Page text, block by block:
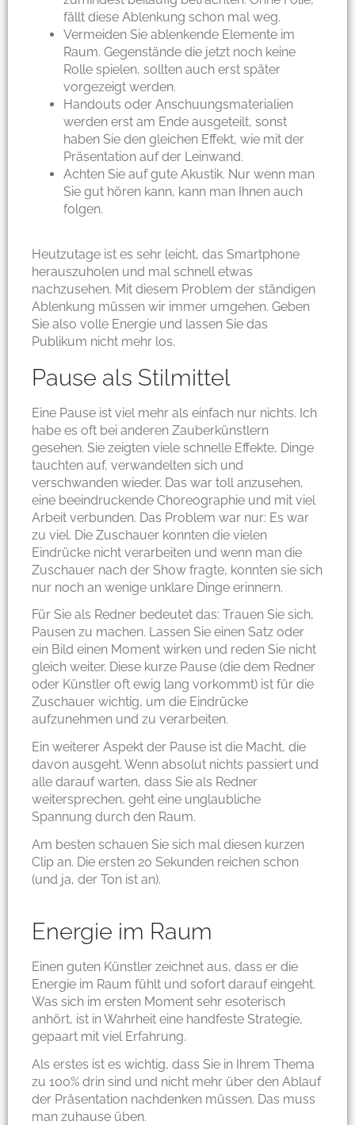
fällt diese Ablenkung schon mal weg.
Vermeiden Sie ablenkende Elemente im
Raum. Gegenstände die jetzt noch keine
Rolle spielen, sollten auch erst später
vorgezeigt werden.
Handouts oder Anschuungsmaterialien
werden erst am Ende ausgeteilt, sonst
haben Sie den gleichen Effekt, wie mit der
Präsentation auf der Leinwand.
Achten Sie auf gute Akustik. Nur wenn man
Sie gut hören kann, kann man Ihnen auch
folgen.
Heutzutage ist es sehr leicht, das Smartphone
herauszuholen und mal schnell etwas
nachzusehen. Mit diesem Problem der ständigen
Ablenkung müssen wir immer umgehen. Geben
Sie also volle Energie und lassen Sie das
Publikum nicht mehr los.
Pause als Stilmittel
Eine Pause ist viel mehr als einfach nur nichts. Ich
habe es oft bei anderen Zauberkünstlern
gesehen. Sie zeigten viele schnelle Effekte, Dinge
tauchten auf, verwandelten sich und
verschwanden wieder. Das war toll anzusehen,
eine beeindruckende Choreographie und mit viel
Arbeit verbunden. Das Problem war nur: Es war
zu viel. Die Zuschauer konnten die vielen
Eindrücke nicht verarbeiten und wenn man die
Zuschauer nach der Show fragte, konnten sie sich
nur noch an wenige unklare Dinge erinnern.
Für Sie als Redner bedeutet das: Trauen Sie sich,
Pausen zu machen. Lassen Sie einen Satz oder
ein Bild einen Moment wirken und reden Sie nicht
gleich weiter. Diese kurze Pause (die dem Redner
oder Künstler oft ewig lang vorkommt) ist für die
Zuschauer wichtig, um die Eindrücke
aufzunehmen und zu verarbeiten.
Ein weiterer Aspekt der Pause ist die Macht, die
davon ausgeht. Wenn absolut nichts passiert und
alle darauf warten, dass Sie als Redner
weitersprechen, geht eine unglaubliche
Spannung durch den Raum.
Am besten schauen Sie sich mal diesen kurzen
Clip an. Die ersten 20 Sekunden reichen schon
(und ja, der Ton ist an).
Energie im Raum
Einen guten Künstler zeichnet aus, dass er die
Energie im Raum fühlt und sofort darauf eingeht.
Was sich im ersten Moment sehr esoterisch
anhört, ist in Wahrheit eine handfeste Strategie,
gepaart mit viel Erfahrung.
Als erstes ist es wichtig, dass Sie in Ihrem Thema
zu 100% drin sind und nicht mehr über den Ablauf
der Präsentation nachdenken müssen. Das muss
man zuhause üben.